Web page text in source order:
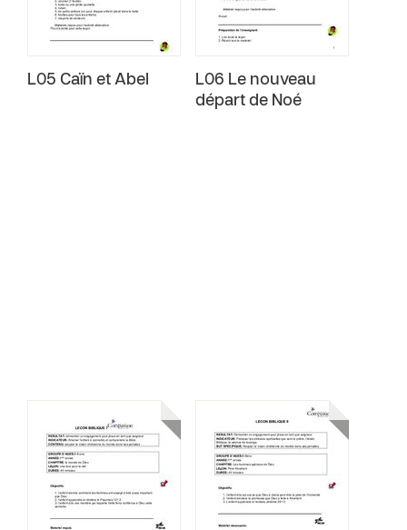
L05 Caïn et Abel
L06 Le nouveau
départ de Noé